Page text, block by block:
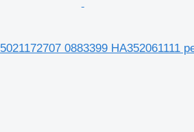
0883399 HA352061111